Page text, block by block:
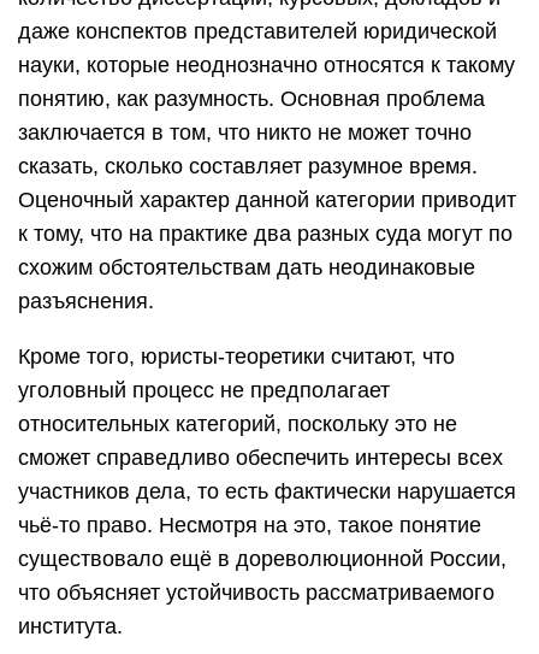
даже конспектов представителей юридической
науки, которые неоднозначно относятся к такому
понятию, как разумность. Основная проблема
заключается в том, что никто не может точно
сказать, сколько составляет разумное время.
Оценочный характер данной категории приводит
к тому, что на практике два разных суда могут по
схожим обстоятельствам дать неодинаковые
разъяснения.
Кроме того, юристы-теоретики считают, что
уголовный процесс не предполагает
относительных категорий, поскольку это не
сможет справедливо обеспечить интересы всех
участников дела, то есть фактически нарушается
чьё-то право. Несмотря на это, такое понятие
существовало ещё в дореволюционной России,
что объясняет устойчивость рассматриваемого
института.